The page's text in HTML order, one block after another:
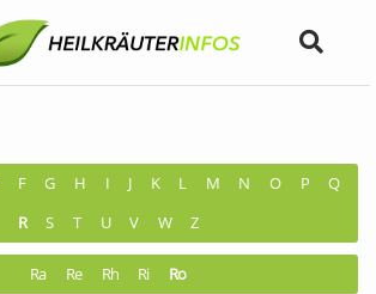
F G H I J K L M N O P
Q
R
S T U V W Z
Ra Re Rh Ri Ro